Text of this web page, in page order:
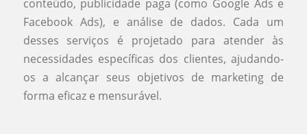
conteúdo, publicidade paga (como Google Ads e
Facebook Ads), e análise de dados. Cada um
desses serviços é projetado para atender às
necessidades específicas dos clientes, ajudando-
os a alcançar seus objetivos de marketing de
forma eficaz e mensurável.